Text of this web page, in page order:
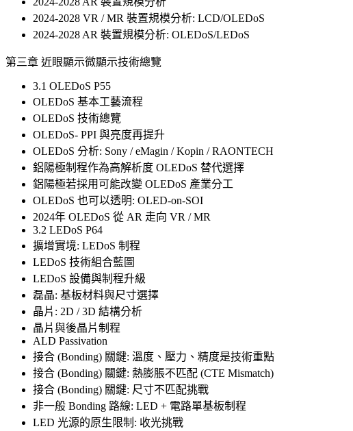
2024-2028 VR / MR 裝置規模分析: LCD/OLEDoS
2024-2028 AR 裝置規模分析: OLEDoS/LEDoS
第三章 近眼顯示微顯示技術總覽
3.1 OLEDoS P55
OLEDoS 基本工藝流程
OLEDoS 技術總覽
OLEDoS- PPI 與亮度再提升
OLEDoS 分析: Sony / eMagin / Kopin / RAONTECH
鋁陽極制程作為高解析度 OLEDoS 替代選擇
鋁陽極若採用可能改變 OLEDoS 產業分工
OLEDoS 也可以透明: OLED-on-SOI
2024年 OLEDoS 從 AR 走向 VR / MR
3.2 LEDoS P64
擴增實境: LEDoS 制程
LEDoS 技術組合藍圖
LEDoS 設備與制程升級
磊晶: 基板材料與尺寸選擇
晶片: 2D / 3D 結構分析
晶片與後晶片制程
ALD Passivation
接合 (Bonding) 關鍵: 溫度、壓力、精度是技術重點
接合 (Bonding) 關鍵: 熱膨脹不匹配 (CTE Mismatch)
接合 (Bonding) 關鍵: 尺寸不匹配挑戰
非一般 Bonding 路線: LED + 電路單基板制程
LED 光源的原生限制: 收光挑戰